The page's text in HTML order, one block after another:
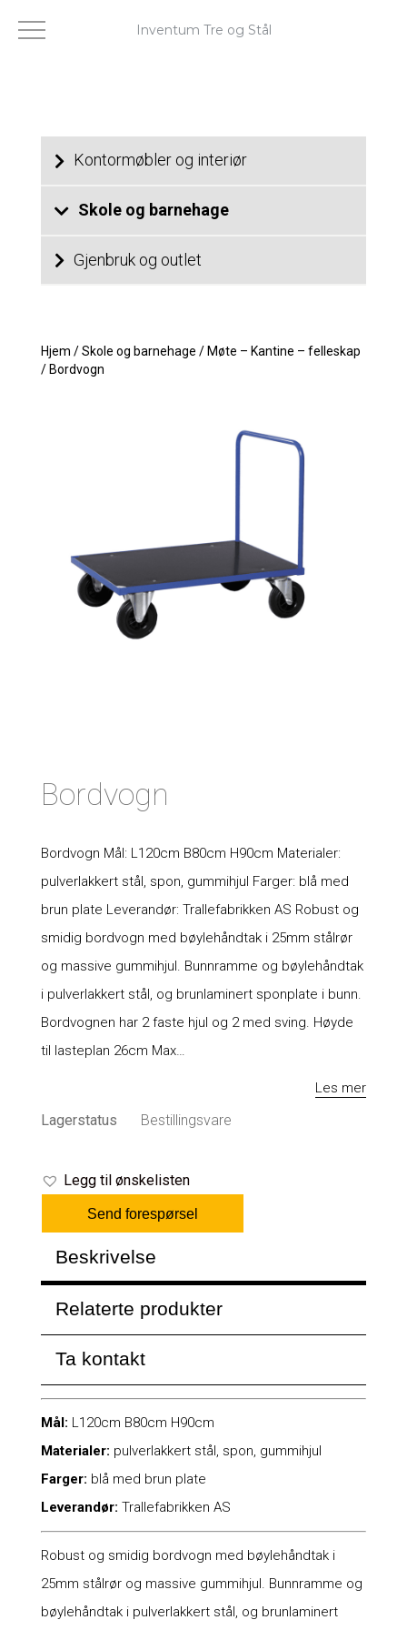
Kontormøbler og interiør
Skole og barnehage
Gjenbruk og outlet
Hjem / Skole og barnehage / Møte – Kantine – felleskap
/Bordvogn
Bordvogn
Bordvogn Mål: L120cm B80cm H90cm Materialer:
pulverlakkert stål, spon, gummihjul Farger: blå med
brun plate Leverandør: Trallefabrikken AS Robust og
smidig bordvogn med bøylehåndtak i 25mm stålrør
og massive gummihjul. Bunnramme og bøylehåndtak
i pulverlakkert stål, og brunlaminert sponplate i bunn.
Bordvognen har 2 faste hjul og 2 med sving. Høyde
til lasteplan 26cm Max…
Les mer
Lagerstatus Bestillingsvare
Legg til ønskelisten
Send forespørsel
Beskrivelse
Relaterte produkter
Ta kontakt
Mål: L120cm B80cm H90cm
Materialer: pulverlakkert stål, spon, gummihjul
Farger: blå med brun plate
Leverandør: Trallefabrikken AS
Robust og smidig bordvogn med bøylehåndtak i
25mm stålrør og massive gummihjul. Bunnramme og
bøylehåndtak i pulverlakkert stål, og brunlaminert
Inventum Tre og Stål